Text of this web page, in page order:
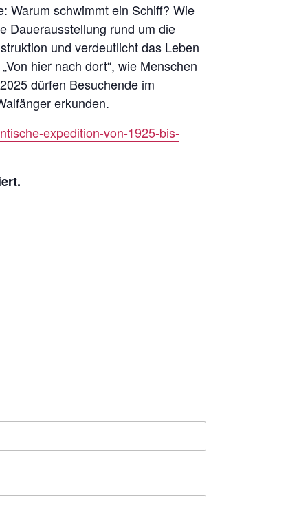
Warum schwimmt ein Schiff? Wie
Dauerausstellung rund um die
und verdeutlicht das Leben
hier nach dort“, wie Menschen
dürfen Besuchende im
erkunden.
expedition-von-1925-bis-